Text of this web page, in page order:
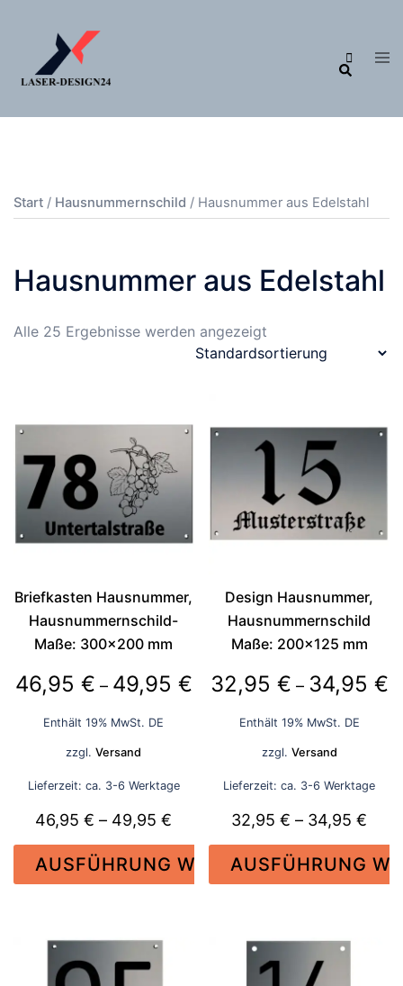
springen
Suche
Start / Hausnummernschild / Hausnummer aus Edelstahl
Hausnummer aus Edelstahl
Alle 25 Ergebnisse werden angezeigt
Briefkasten Hausnummer,
Hausnummernschild-
Maße: 300×200 mm
46,95 € – 49,95 €Preisspanne:
Enthält 19% MwSt. DE
zzgl.Versand
Lieferzeit: ca. 3-6 Werktage
46,95€ – 49,95€ Preisspanne:
46,95 €
bis
AUSFÜHRUNG WÄHLEN
mehrere
Design Hausnummer,
Hausnummernschild
Maße: 200×125 mm
32,95 € – 34,95 €
Enthält 19% MwSt. DE
zzgl. Versand
Lieferzeit: ca. 3-6 Werktage
32,95€ – 34,95€
bis
AUSFÜHRUNG
mehrere